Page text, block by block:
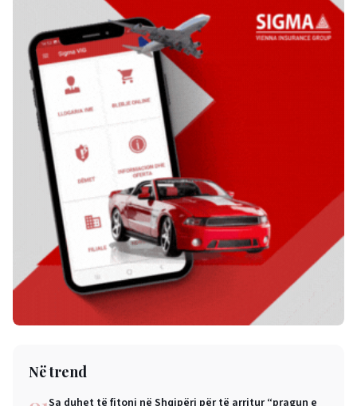
Në trend
Sa duhet të fitoni në Shqipëri për të arritur “pragun e